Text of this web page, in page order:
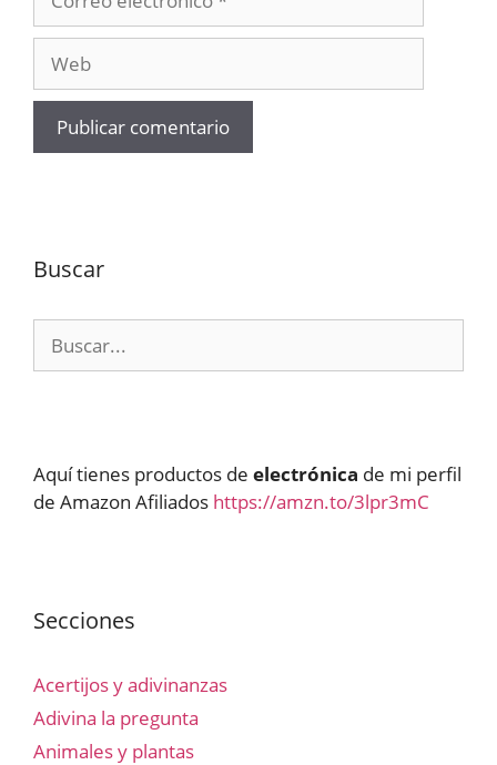
electrónico
Buscar
Aquí tienes productos de electrónica de mi perfil
de Amazon Afiliados https://amzn.to/3lpr3mC
Secciones
Acertijos y adivinanzas
Adivina la pregunta
Animales y plantas